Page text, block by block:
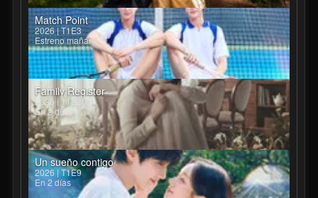
Match Point
2026 | T1E3
Estreno mañana
Family Register
2026 | T1E26
En 2 días
Un sueño contigo
2026 | T1E9
En 2 días